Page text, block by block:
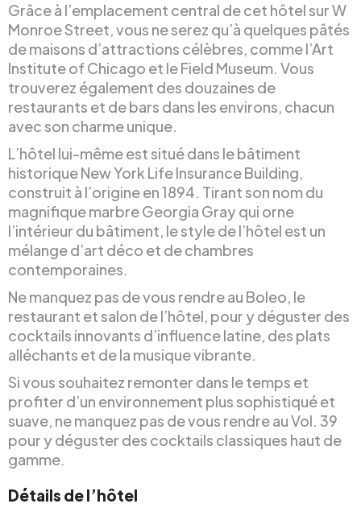
Grâce à l’emplacement central de cet hôtel sur W
Monroe Street, vous ne serez qu’à quelques pâtés
de maisons d’attractions célèbres, comme l’Art
Institute of Chicago et le Field Museum. Vous
trouverez également des douzaines de
restaurants et de bars dans les environs, chacun
avec son charme unique.
L’hôtel lui-même est situé dans le bâtiment
historique New York Life Insurance Building,
construit à l’origine en 1894. Tirant son nom du
magnifique marbre Georgia Gray qui orne
l’intérieur du bâtiment, le style de l’hôtel est un
mélange d’art déco et de chambres
contemporaines.
Ne manquez pas de vous rendre au Boleo, le
restaurant et salon de l’hôtel, pour y déguster des
cocktails innovants d’influence latine, des plats
alléchants et de la musique vibrante.
Si vous souhaitez remonter dans le temps et
profiter d’un environnement plus sophistiqué et
suave, ne manquez pas de vous rendre au Vol. 39
pour y déguster des cocktails classiques haut de
gamme.
Détails de l’hôtel